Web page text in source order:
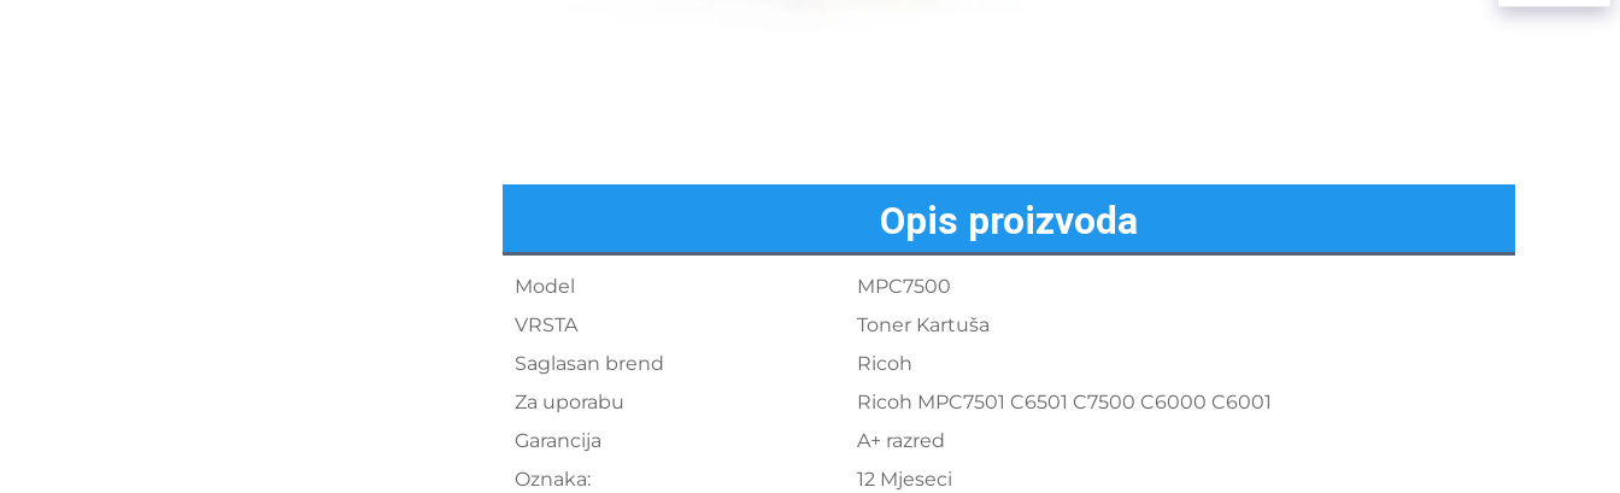
Opis proizvoda
Model
MPC7500
VRSTA
Toner Kartuša
Saglasan brend
Ricoh
Za uporabu
Ricoh MPC7501 C6501 C7500 C6000 C6001
Garancija
A+ razred
Oznaka:
12 Mjeseci